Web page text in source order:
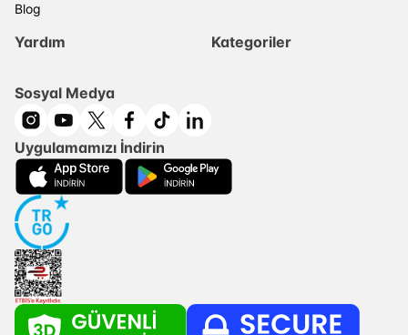
Blog
Yardım Kategoriler
Sosyal Medya
Uygulamamızı İndirin